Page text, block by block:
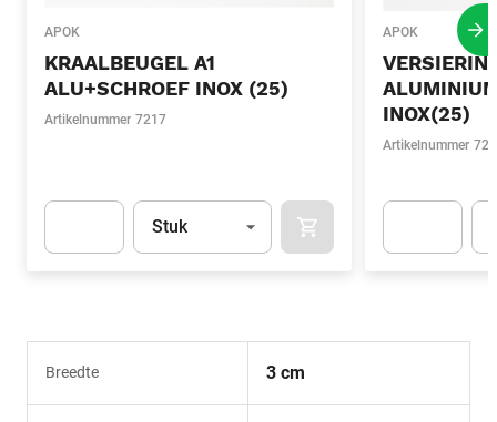
APOK
KRAALBEUGEL A1
ALU+SCHROEF INOX (25)
Artikelnummer 7217
Eenheid (Optioneel)
Stuk IN WINKELMAND
APOK
INOX(25)
Artikelnummer
Breedte 3 cm